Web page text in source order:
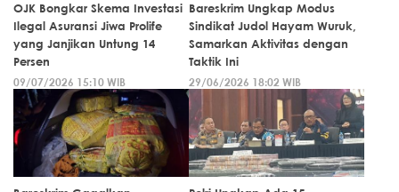
OJK Bongkar Skema Investasi
Ilegal Asuransi Jiwa Prolife
yang Janjikan Untung 14
Persen
09/07/2026 15:10 WIB
Bareskrim Ungkap Modus
Sindikat Judol Hayam Wuruk,
Samarkan Aktivitas dengan
Taktik Ini
29/06/2026 18:02 WIB